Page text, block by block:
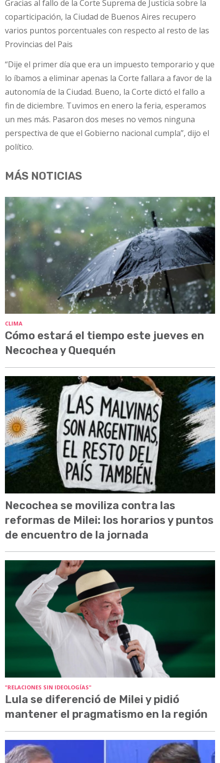
Gracias al fallo de la Corte Suprema de Justicia sobre la
coparticipación, la Ciudad de Buenos Aires recupero
varios puntos porcentuales con respecto al resto de las
Provincias del Pais
“Dije el primer día que era un impuesto temporario y que
lo íbamos a eliminar apenas la Corte fallara a favor de la
autonomía de la Ciudad. Bueno, la Corte dictó el fallo a
fin de diciembre. Tuvimos en enero la feria, esperamos
un mes más. Pasaron dos meses no vemos ninguna
perspectiva de que el Gobierno nacional cumpla”, dijo el
político.
MÁS NOTICIAS
CLIMA
Cómo estará el tiempo este jueves en
Necochea y Quequén
Necochea se moviliza contra las
reformas de Milei: los horarios y puntos
de encuentro de la jornada
"RELACIONES SIN IDEOLOGÍAS"
Lula se diferenció de Milei y pidió
mantener el pragmatismo en la región